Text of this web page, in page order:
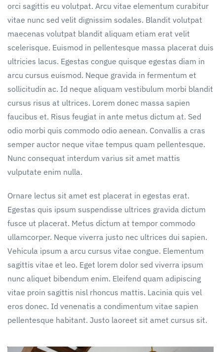
orci sagittis eu volutpat. Arcu vitae elementum curabitur
vitae nunc sed velit dignissim sodales. Blandit volutpat
maecenas volutpat blandit aliquam etiam erat velit
scelerisque. Euismod in pellentesque massa placerat duis
ultricies lacus. Egestas congue quisque egestas diam in
arcu cursus euismod. Neque gravida in fermentum et
sollicitudin ac. Id neque aliquam vestibulum morbi blandit
cursus risus at ultrices. Lorem donec massa sapien
faucibus et. Risus feugiat in ante metus dictum at. Sed
odio morbi quis commodo odio aenean. Convallis a cras
semper auctor neque vitae tempus quam pellentesque.
Nunc consequat interdum varius sit amet mattis
vulputate enim nulla.
Ornare lectus sit amet est placerat in egestas erat.
Egestas quis ipsum suspendisse ultrices gravida dictum
fusce ut placerat. Metus dictum at tempor commodo
ullamcorper. Neque viverra justo nec ultrices dui sapien.
Vehicula ipsum a arcu cursus vitae congue. Elementum
sagittis vitae et leo. Eget lorem dolor sed viverra ipsum
nunc aliquet bibendum enim. Eleifend quam adipiscing
vitae proin sagittis nisl rhoncus mattis. Lacinia quis vel
eros donec. Id venenatis a condimentum vitae sapien
pellentesque habitant. Justo laoreet sit amet cursus sit.